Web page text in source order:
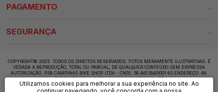
PAGAMENTO
SEGURANÇA
COPYRIGHT© 2025. TODOS OS DIREITOS RESERVADOS. FOTOS MERAMENTE ILUSTRATIVAS. É
VEDADA A REPRODUÇÃO, TOTAL OU PARCIAL, DE QUALQUER CONTEÚDO SEM EXPRESSA
AUTORIZAÇÃO. PS8 CAMPINAS BIKE SHOP LTDA - CNPJ: 58.445.184/0001-83 ENDEREÇO: AV.
OROSIMBO MAIA, 2001 - CAMBUÍ, CAMPINAS - SP
Utilizamos cookies para melhorar a sua experiência no site. Ao